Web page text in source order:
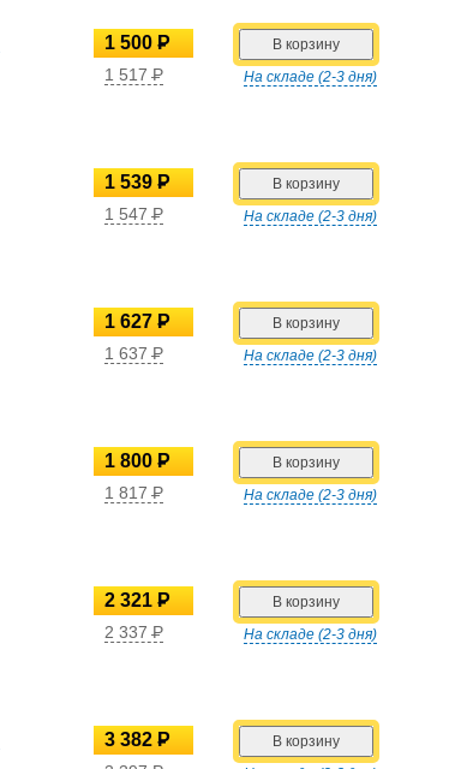
На складе (2-3 дня)
1 500 P
УБ.
1 517P
На складе (2-3 дня)
1 539 P
УБ.
1 547P
На складе (2-3 дня)
1 627 P
УБ.
1 637P
На складе (2-3 дня)
1 800 P
УБ.
1 817P
На складе (2-3 дня)
2 321 P
УБ.
2 337P
3 382 P
УБ.